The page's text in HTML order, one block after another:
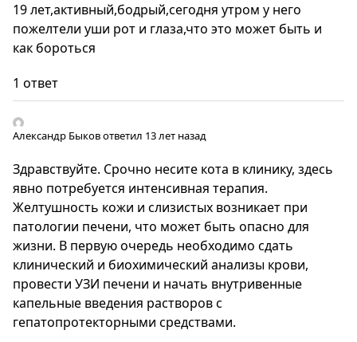
19 лет,активный,бодрый,сегодня утром у него
пожелтели уши рот и глаза,что это может быть и
как бороться
1 ответ
Александр Быковответил 13 лет назад
Здравствуйте. Срочно несите кота в клинику, здесь
явно потребуется интенсивная терапия.
Желтушность кожи и слизистых возникает при
патологии печени, что может быть опасно для
жизни. В первую очередь необходимо сдать
клинический и биохимический анализы крови,
провести УЗИ печени и начать внутривенные
капельные введения растворов с
гепатопротекторными средствами.